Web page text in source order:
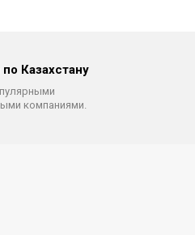
Казахстану
компаниями.